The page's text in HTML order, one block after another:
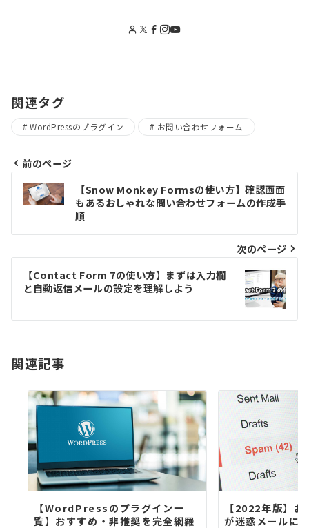
関連タグ
WordPressのプラグイン お問い合わせフォーム
投
稿
ナ
ビ
ー
シ
ン
前のページ
【Snow Monkey Formsの使い方】確認画面
もあるおしゃれな問い合わせフォームの作成手
順
次のページ
【Contact Form 7の使い方】まずは入力欄
と自動返信メールの設定を理解しよう
関連記事
【WordPressのプラグイン一
覧】おすすめ・非推奨を完全網羅
【2022年版】
が迷惑メールに